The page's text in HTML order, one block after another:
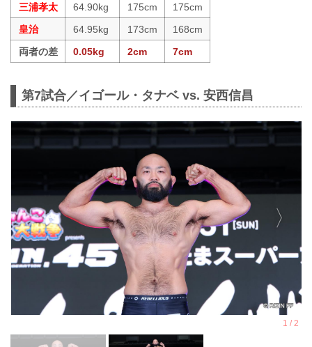
三浦孝太
64.90kg 175cm
175cm
皇治
64.95kg 173cm
168cm
両者の差
0.05kg 2cm 7cm
第7試合／イゴール・タナベ vs. 安西信昌